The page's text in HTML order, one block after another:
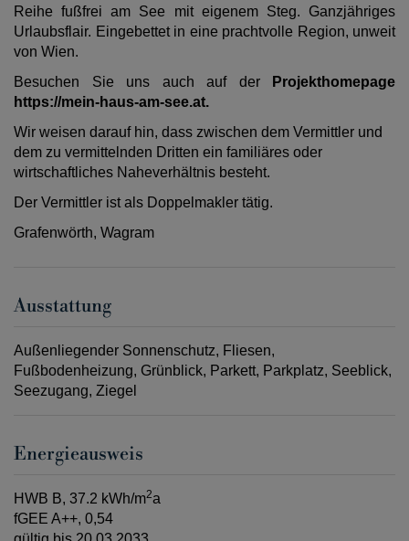
Reihe fußfrei am See mit eigenem Steg. Ganzjähriges
Urlaubsflair. Eingebettet in eine prachtvolle Region, unweit
von Wien.
Besuchen Sie uns auch auf der
Projekthomepage
https://mein-haus-am-see.at.
Wir weisen darauf hin, dass zwischen dem Vermittler und
dem zu vermittelnden Dritten ein familiäres oder
wirtschaftliches Naheverhältnis besteht.
Der Vermittler ist als Doppelmakler tätig.
Grafenwörth, Wagram
Ausstattung
Außenliegender Sonnenschutz
Fliesen
Fußbodenheizung Grünblick Parkett Parkplatz Seeblick
Seezugang Ziegel
Energieausweis
HWB B, 37.2 kWh/m2a
fGEE A++, 0,54